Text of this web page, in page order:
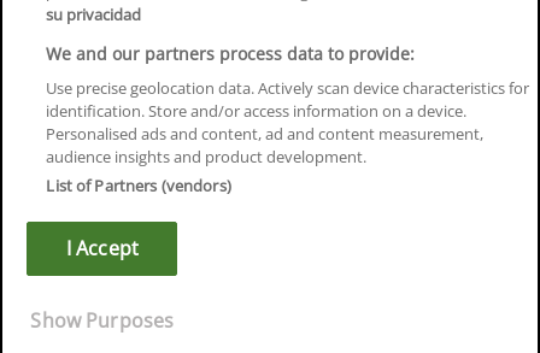
Política de Privacidad
Política de Cookies
Canal Ético
¡Síguenos!
Infoempleo
su privacidad
We and our partners process data to provide:
Use precise geolocation data. Actively scan device characteristics for
identification. Store and/or access information on a device.
Personalised ads and content, ad and content measurement,
audience insights and product development.
List of Partners (vendors)
I Accept
Show Purposes